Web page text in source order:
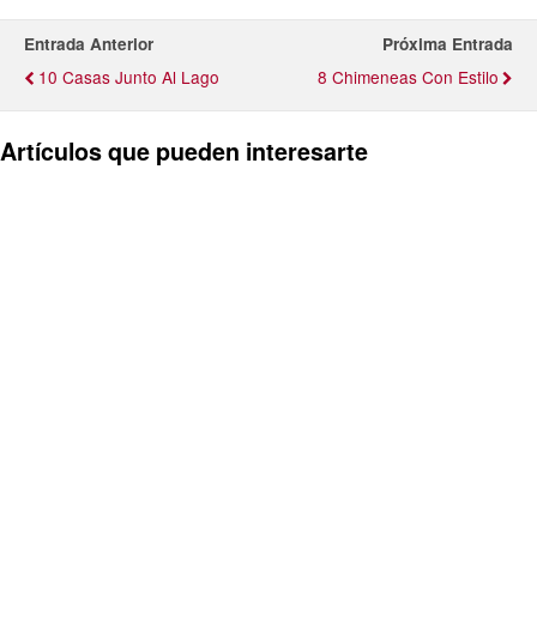
Entrada Anterior
10 Casas Junto Al Lago
Próxima Entrada
8 Chimeneas Con Estilo
Artículos que pueden interesarte